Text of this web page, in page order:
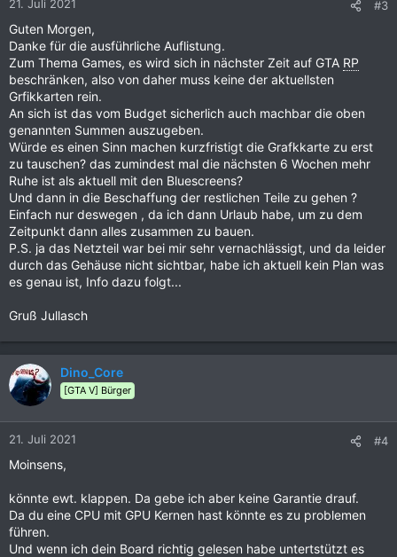
n
:
21. Juli 2021 #3
Guten Morgen,
Danke für die ausführliche Auflistung.
Zum Thema Games, es wird sich in nächster Zeit auf GTA RP
beschränken, also von daher muss keine der aktuellsten
Grfikkarten rein.
An sich ist das vom Budget sicherlich auch machbar die oben
genannten Summen auszugeben.
Würde es einen Sinn machen kurzfristigt die Grafkkarte zu erst
zu tauschen? das zumindest mal die nächsten 6 Wochen mehr
Ruhe ist als aktuell mit den Bluescreens?
Und dann in die Beschaffung der restlichen Teile zu gehen ?
Einfach nur deswegen , da ich dann Urlaub habe, um zu dem
Zeitpunkt dann alles zusammen zu bauen.
P.S. ja das Netzteil war bei mir sehr vernachlässigt, und da leider
durch das Gehäuse nicht sichtbar, habe ich aktuell kein Plan was
es genau ist, Info dazu folgt...
Gruß Jullasch
Dino_Core
[GTA V] Bürger
21. Juli 2021 #4
Moinsens,
könnte ewt. klappen. Da gebe ich aber keine Garantie drauf.
Da du eine CPU mit GPU Kernen hast könnte es zu problemen
führen.
Und wenn ich dein Board richtig gelesen habe untertstützt es